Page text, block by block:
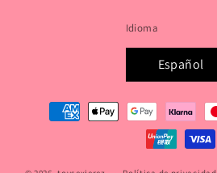
Idioma
Español
Formas